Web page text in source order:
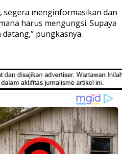
segera menginformasikan dan
harus mengungsi. Supaya
pungkasnya.